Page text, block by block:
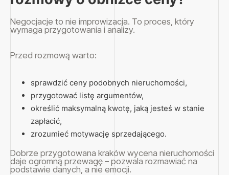
Negocjacje to nie improwizacja. To proces, który
wymaga przygotowania i analizy.
Przed rozmową warto:
sprawdzić ceny podobnych nieruchomości,
przygotować listę argumentów,
określić maksymalną kwotę, jaką jesteś w stanie
zapłacić,
zrozumieć motywację sprzedającego.
Dobrze przygotowana kraków wycena nieruchomości
daje ogromną przewagę – pozwala rozmawiać na
podstawie danych, a nie emocji.